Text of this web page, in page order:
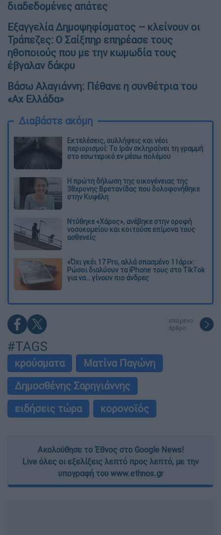
διαδεδομένες απάτες
Εξαγγελία Δημοψηφίσματος – κλείνουν οι
Τράπεζες: Ο Σαίξπηρ επηρέασε τους
ηθοποιούς που με την κωμωδία τους
έβγαλαν δάκρυ
Βάσω Αλαγιάννη: Πέθανε η συνθέτρια του
«Αχ Ελλάδα»
Διαβάστε ακόμη
Εκτελέσεις, συλλήψεις και νέοι
περιορισμοί: Το Ιράν σκληραίνει τη γραμμή
στο εσωτερικό εν μέσω πολέμου
Η πρώτη δήλωση της οικογένειας της
38χρονης Βρετανίδας που δολοφονήθηκε
στην Κυψέλη
Ντύθηκε «Χάρος», ανέβηκε στην οροφή
νοσοκομείου και κοιτούσε επίμονα τους
ασθενείς
«Όχι γκέι 17 Pro, αλλά σπασμένο 11άρι»:
Ρώσοι διαλύουν τα iPhone τους στο TikTok
για να... γίνουν πιο άνδρες
επόμενο
άρθρο
#TAGS
κρούσματα
Ματίνα Παγώνη
Δημοσθένης Σαρηγιάννης
ειδήσεις τώρα
κορoνοϊός
Ακολούθησε το Έθνος στο Google News!
Live όλες οι εξελίξεις λεπτό προς λεπτό, με την
υπογραφή του www.ethnos.gr